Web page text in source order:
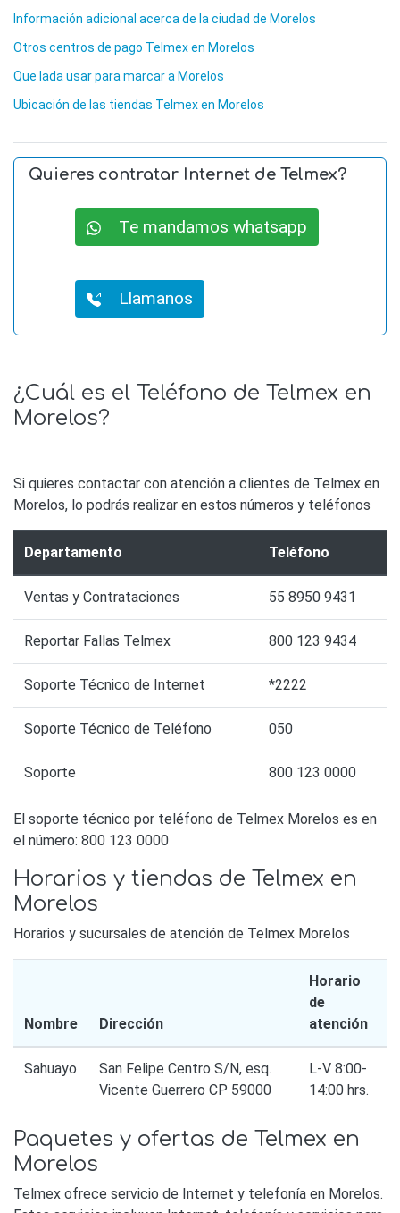
Información adicional acerca de la ciudad de Morelos
Otros centros de pago Telmex en Morelos
Que lada usar para marcar a Morelos
Ubicación de las tiendas Telmex en Morelos
Quieres contratar Internet de Telmex?
Te mandamos whatsapp
Llamanos
¿Cuál es el Teléfono de Telmex en
Morelos?
Si quieres contactar con atención a clientes de Telmex en
Morelos, lo podrás realizar en estos números y teléfonos
Departamento Teléfono
Ventas y Contrataciones 55 8950 9431
Reportar Fallas Telmex 800 123 9434
Soporte Técnico de Internet *2222
Soporte Técnico de Teléfono 050
Soporte 800 123 0000
El soporte técnico por teléfono de Telmex Morelos es en
el número: 800 123 0000
Horarios y tiendas de Telmex en
Morelos
Horarios y sucursales de atención de Telmex Morelos
Nombre Dirección
Horario
de
atención
Sahuayo
San Felipe Centro S/N, esq.
Vicente Guerrero CP 59000
L-V 8:00-
14:00 hrs.
Paquetes y ofertas de Telmex en
Morelos
Telmex ofrece servicio de Internet y telefonía en Morelos.